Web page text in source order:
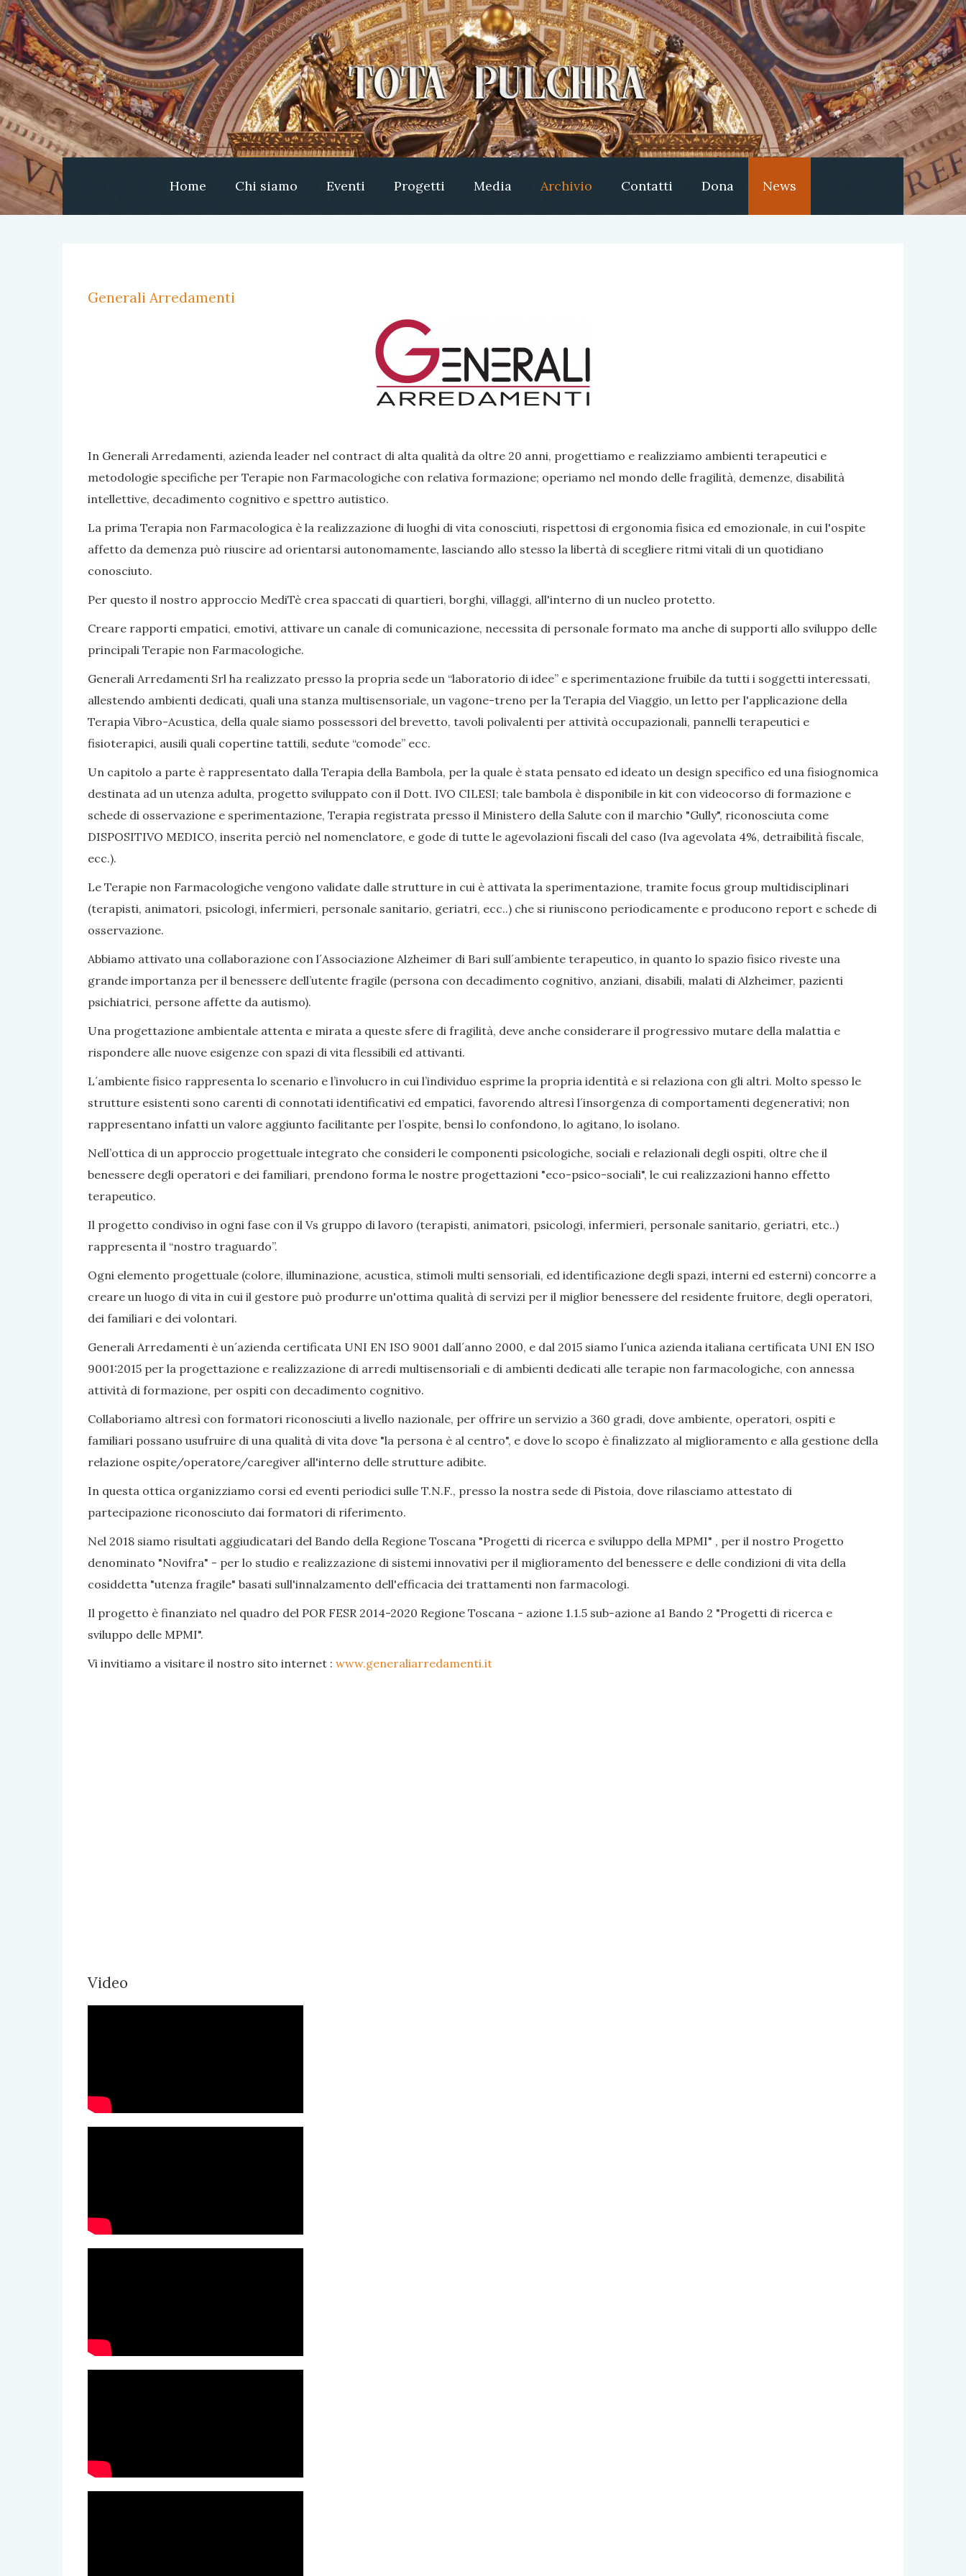
Home Chi siamo Eventi Progetti Media Archivio Contatti Dona News
Generali Arredamenti
In Generali Arredamenti, azienda leader nel contract di alta qualità da oltre 20 anni, progettiamo e realizziamo ambienti terapeutici e
metodologie specifiche per Terapie non Farmacologiche con relativa formazione; operiamo nel mondo delle fragilità, demenze, disabilità
intellettive, decadimento cognitivo e spettro autistico.
La prima Terapia non Farmacologica è la realizzazione di luoghi di vita conosciuti, rispettosi di ergonomia fisica ed emozionale, in cui l'ospite
affetto da demenza può riuscire ad orientarsi autonomamente, lasciando allo stesso la libertà di scegliere ritmi vitali di un quotidiano
conosciuto.
Per questo il nostro approccio MediTè crea spaccati di quartieri, borghi, villaggi, all'interno di un nucleo protetto.
Creare rapporti empatici, emotivi, attivare un canale di comunicazione, necessita di personale formato ma anche di supporti allo sviluppo delle
principali Terapie non Farmacologiche.
Generali Arredamenti Srl ha realizzato presso la propria sede un “laboratorio di idee” e sperimentazione fruibile da tutti i soggetti interessati,
allestendo ambienti dedicati, quali una stanza multisensoriale, un vagone-treno per la Terapia del Viaggio, un letto per l'applicazione della
Terapia Vibro-Acustica, della quale siamo possessori del brevetto, tavoli polivalenti per attività occupazionali, pannelli terapeutici e
fisioterapici, ausili quali copertine tattili, sedute “comode” ecc.
Un capitolo a parte è rappresentato dalla Terapia della Bambola, per la quale è stata pensato ed ideato un design specifico ed una fisiognomica
destinata ad un utenza adulta, progetto sviluppato con il Dott. IVO CILESI; tale bambola è disponibile in kit con videocorso di formazione e
schede di osservazione e sperimentazione, Terapia registrata presso il Ministero della Salute con il marchio "Gully", riconosciuta come
DISPOSITIVO MEDICO, inserita perciò nel nomenclatore, e gode di tutte le agevolazioni fiscali del caso (Iva agevolata 4%, detraibilità fiscale,
ecc.).
Le Terapie non Farmacologiche vengono validate dalle strutture in cui è attivata la sperimentazione, tramite focus group multidisciplinari
(terapisti, animatori, psicologi, infermieri, personale sanitario, geriatri, ecc..) che si riuniscono periodicamente e producono report e schede di
osservazione.
Abbiamo attivato una collaborazione con l´Associazione Alzheimer di Bari sull´ambiente terapeutico, in quanto lo spazio fisico riveste una
grande importanza per il benessere dell’utente fragile (persona con decadimento cognitivo, anziani, disabili, malati di Alzheimer, pazienti
psichiatrici, persone affette da autismo).
Una progettazione ambientale attenta e mirata a queste sfere di fragilità, deve anche considerare il progressivo mutare della malattia e
rispondere alle nuove esigenze con spazi di vita flessibili ed attivanti.
L´ambiente fisico rappresenta lo scenario e l’involucro in cui l’individuo esprime la propria identità e si relaziona con gli altri. Molto spesso le
strutture esistenti sono carenti di connotati identificativi ed empatici, favorendo altresì l´insorgenza di comportamenti degenerativi; non
rappresentano infatti un valore aggiunto facilitante per l’ospite, bensì lo confondono, lo agitano, lo isolano.
Nell’ottica di un approccio progettuale integrato che consideri le componenti psicologiche, sociali e relazionali degli ospiti, oltre che il
benessere degli operatori e dei familiari, prendono forma le nostre progettazioni "eco-psico-sociali", le cui realizzazioni hanno effetto
terapeutico.
Il progetto condiviso in ogni fase con il Vs gruppo di lavoro (terapisti, animatori, psicologi, infermieri, personale sanitario, geriatri, etc..)
rappresenta il “nostro traguardo”.
Ogni elemento progettuale (colore, illuminazione, acustica, stimoli multi sensoriali, ed identificazione degli spazi, interni ed esterni) concorre a
creare un luogo di vita in cui il gestore può produrre un'ottima qualità di servizi per il miglior benessere del residente fruitore, degli operatori,
dei familiari e dei volontari.
Generali Arredamenti è un´azienda certificata UNI EN ISO 9001 dall´anno 2000, e dal 2015 siamo l´unica azienda italiana certificata UNI EN ISO
9001:2015 per la progettazione e realizzazione di arredi multisensoriali e di ambienti dedicati alle terapie non farmacologiche, con annessa
attività di formazione, per ospiti con decadimento cognitivo.
Collaboriamo altresì con formatori riconosciuti a livello nazionale, per offrire un servizio a 360 gradi, dove ambiente, operatori, ospiti e
familiari possano usufruire di una qualità di vita dove "la persona è al centro", e dove lo scopo è finalizzato al miglioramento e alla gestione della
relazione ospite/operatore/caregiver all'interno delle strutture adibite.
In questa ottica organizziamo corsi ed eventi periodici sulle T.N.F., presso la nostra sede di Pistoia, dove rilasciamo attestato di
partecipazione riconosciuto dai formatori di riferimento.
Nel 2018 siamo risultati aggiudicatari del Bando della Regione Toscana "Progetti di ricerca e sviluppo della MPMI" , per il nostro Progetto
denominato "Novifra" - per lo studio e realizzazione di sistemi innovativi per il miglioramento del benessere e delle condizioni di vita della
cosiddetta "utenza fragile" basati sull'innalzamento dell'efficacia dei trattamenti non farmacologi.
Il progetto è finanziato nel quadro del POR FESR 2014-2020 Regione Toscana - azione 1.1.5 sub-azione a1 Bando 2 "Progetti di ricerca e
sviluppo delle MPMI".
Vi invitiamo a visitare il nostro sito internet : www.generaliarredamenti.it
Video